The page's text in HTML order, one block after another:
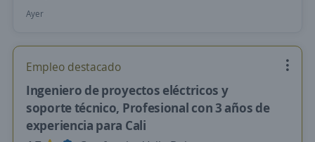
Ayer
Empleo destacado
Ingeniero de proyectos eléctricos y
soporte técnico, Profesional con 3 años de
experiencia para Cali